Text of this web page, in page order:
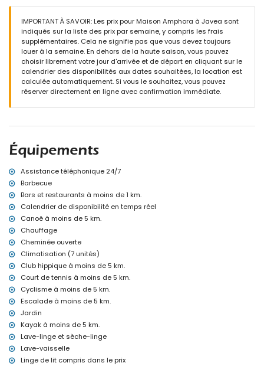
Salle de bains avec lavabo simple, baignoire/douche et toilette
Salle de bains avec lavabo simple, douche et toilette
Extérieur de la maison
Grand terrain clos
Piscine privée mesurant 10m x 4m et 1,8m de profondeur
Jardin avec gravier, arbres et mobilier de jardin avec transats
2 terrasses couvertes
Barbecue
Coin salon extérieur et coin repas extérieur
3 places de parking privées
Informations supplémentaires
Rivière ou bord de mer le plus proche : Mer Méditerranée, Jávea (à
moins de 4 kilomètres de la maison)
Plage la plus proche : La Grava, Jávea (à moins de 4 kilomètres de
la maison)
Port le plus proche : Aduanas del Mar (à moins de 5 kilomètres de
Parc le plus proche : Montgó, Jávea (à moins de 2 kilomètres de la
maison)
Aéroport le plus proche : Alicante (à moins de 100 kilomètres de la
maison)
Deuxième aéroport le plus proche : Valence (> 100 kilomètres)
Animaux non admis
L'hébergement est très adapté aux familles avec enfants
Équipements et services inclus dans le prix de location de la
maison
Fer et planche à repasser
Draps et serviettes
Service de réception et service d'urgence 24h/24
Chauffage par air et climatisation
Équipements et services à supplément
IMPORTANT À SAVOIR: Les prix pour Maison Amphora à Javea sont
indiqués sur la liste des prix par semaine, y compris les frais
supplémentaires. Cela ne signifie pas que vous devez toujours
louer à la semaine. En dehors de la haute saison, vous pouvez
choisir librement votre jour d'arrivée et de départ en cliquant sur le
calendrier des disponibilités aux dates souhaitées, la location est
calculée automatiquement. Si vous le souhaitez, vous pouvez
réserver directement en ligne avec confirmation immédiate.
Équipements
Assistance téléphonique 24/7
Barbecue
Bars et restaurants à moins de 1 km.
Calendrier de disponibilité en temps réel
Canoë à moins de 5 km.
Chauffage
Cheminée ouverte
Climatisation (7 unités)
Club hippique à moins de 5 km.
Court de tennis à moins de 5 km.
Cyclisme à moins de 5 km.
Escalade à moins de 5 km.
Jardin
Kayak à moins de 5 km.
Lave-linge et sèche-linge
Lave-vaisselle
Linge de lit compris dans le prix